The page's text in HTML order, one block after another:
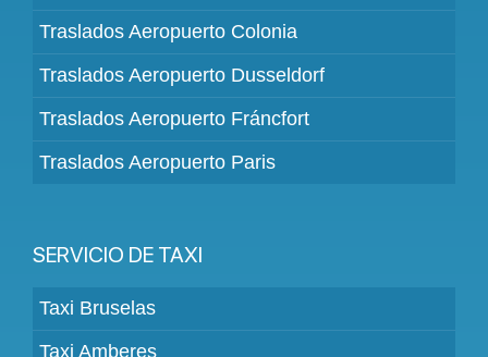
Traslados Aeropuerto Colonia
Traslados Aeropuerto Dusseldorf
Traslados Aeropuerto Fráncfort
Traslados Aeropuerto Paris
SERVICIO DE TAXI
Taxi Bruselas
Taxi Amberes